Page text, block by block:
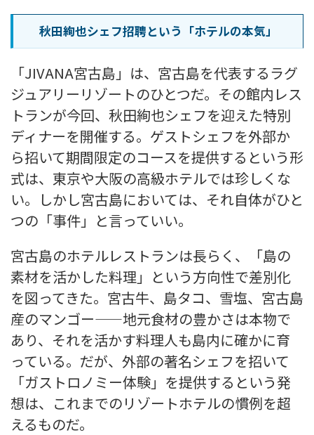
秋田絢也シェフ招聘という「ホテルの本気」
「JIVANA宮古島」は、宮古島を代表するラグ
ジュアリーリゾートのひとつだ。その館内レス
トランが今回、秋田絢也シェフを迎えた特別
ディナーを開催する。ゲストシェフを外部か
ら招いて期間限定のコースを提供するという形
式は、東京や大阪の高級ホテルでは珍しくな
い。しかし宮古島においては、それ自体がひと
つの「事件」と言っていい。
宮古島のホテルレストランは長らく、「島の
素材を活かした料理」という方向性で差別化
を図ってきた。宮古牛、島タコ、雪塩、宮古島
産のマンゴー——地元食材の豊かさは本物で
あり、それを活かす料理人も島内に確かに育
っている。だが、外部の著名シェフを招いて
「ガストロノミー体験」を提供するという発
想は、これまでのリゾートホテルの慣例を超
えるものだ。